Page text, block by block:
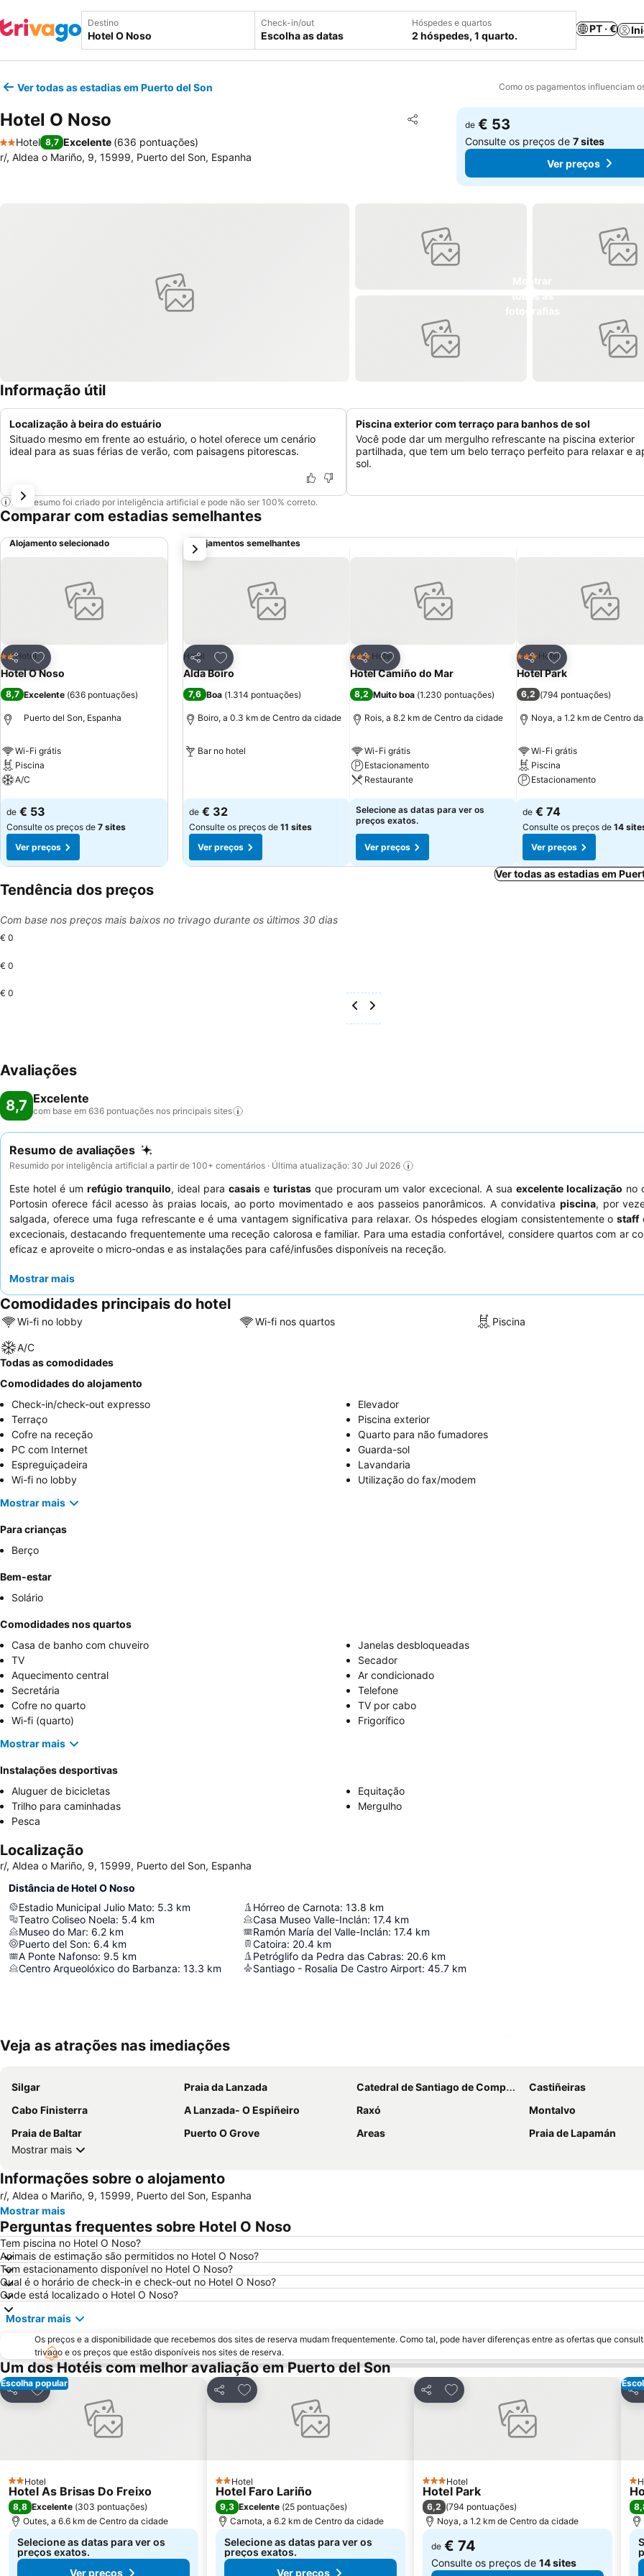
Destino Check-in/out
Escolha as datas
Hóspedes e quartos
2 hóspedes, 1 quarto.
PT · €
Ver todas as estadias em Puerto del Son Como os pagamentos influenciam
Hotel O Noso Partilhar
Adicionar aos favoritos
2 Estrelas
Hotel 8,7 Excelente (636 pontuações)
r/, Aldea o Mariño, 9, 15999, Puerto del Son, Espanha
de € 53
Consulte os preços de7 sites
Ver preços
Informação útil
Localização à beira do estuário
Situado mesmo em frente ao estuário, o hotel oferece um cenário
ideal para as suas férias de verão, com paisagens pitorescas.
Piscina exterior com terraço para banhos de sol
Você pode dar um mergulho refrescante na piscina exterior
partilhada, que tem um belo terraço perfeito para relaxar e
sol.
Este resumo foi criado por inteligência artificial e pode não ser 100% correto.
Comparar com estadias semelhantes
Alojamento selecionado
Partilhar
Adicionar aos favoritos
2 Estrelas
Hotel
Hotel O Noso
8,7 Excelente (636 pontuações)
Puerto del Son, Espanha
Wi-Fi grátis
Piscina
A/C
Ver preços
de € 53
Consulte os preços de 7 sites
Ver preços
Alojamentos semelhantes
Partilhar
Adicionar aos favoritos
Hotel
Alda Boiro
7,6 Boa (1.314 pontuações)
Boiro, a 0.3 km de Centro da cidade
Bar no hotel
de € 32
Consulte os preços de 11 sites
Ver preços
Partilhar
Adicionar aos favoritos
3 Estrelas
Hotel
Hotel Camiño do Mar
8,2 Muito boa (1.230 pontuações)
Rois, a 8.2 km de Centro da cidade
Wi-Fi grátis
Estacionamento
Restaurante
Ver preços
Selecione as datas para ver os
preços exatos.
Ver preços
Partilhar
Adicionar aos
3 Estrelas
Hotel
Hotel Park
6,2 (794 pontuações)
Noya, a 1.2 km de Centro
Wi-Fi grátis
Piscina
Estacionamento
Ver preços
de € 74
Consulte os preços de 14
Ver preços
próximo
Ver todas as estadias em
Tendência dos preços
Com base nos preços mais baixos no trivago durante os últimos 30 dias
€ 0
€ 0
€ 0
Avaliações
8,7 Excelente
com base em 636 pontuações nos principais sites
Resumo de avaliações
Resumido por inteligência artificial a partir de 100+ comentários · Última atualização: 30 Jul 2026
Este hotel é um refúgio tranquilo, ideal para casaise turistasque procuram um valor excecional. A suaexcelente localização no
Portosin oferece fácil acesso às praias locais, ao porto movimentado e aos passeios panorâmicos. A convidativa piscina, por
salgada, oferece uma fuga refrescante e é uma vantagem significativa para relaxar. Os hóspedes elogiam consistentemente ostaff
excecionais, destacando frequentemente uma receção calorosa e familiar. Para uma estadia confortável, considere quartos com ar
eficaz e aproveite o micro-ondas e as instalações para café/infusões disponíveis na receção.
Mostrar mais
Comodidades principais do hotel
Wi-fi no lobby Wi-fi nos quartos Piscina
A/C
Todas as comodidades
Comodidades do alojamento
Check-in/check-out expresso
Elevador
Terraço
Piscina exterior
Cofre na receção
Quarto para não fumadores
PC com Internet
Guarda-sol
Espreguiçadeira
Lavandaria
Wi-fi no lobby
Utilização do fax/modem
Mostrar mais
Para crianças
Berço
Bem-estar
Solário
Comodidades nos quartos
Casa de banho com chuveiro
Janelas desbloqueadas
TV
Secador
Aquecimento central
Ar condicionado
Secretária
Telefone
Cofre no quarto
TV por cabo
Wi-fi (quarto)
Frigorífico
Mostrar mais
Instalações desportivas
Aluguer de bicicletas
Equitação
Trilho para caminhadas
Mergulho
Pesca
Localização
r/, Aldea o Mariño, 9, 15999, Puerto del Son, Espanha
Distância de Hotel O Noso
Estadio Municipal Julio Mato: 5.3 km
Teatro Coliseo Noela: 5.4 km
Museo do Mar: 6.2 km
Puerto del Son: 6.4 km
A Ponte Nafonso: 9.5 km
Centro Arqueolóxico do Barbanza: 13.3 km
Hórreo de Carnota: 13.8 km
Casa Museo Valle-Inclán: 17.4 km
Ramón María del Valle-Inclán: 17.4 km
Catoira: 20.4 km
Petróglifo da Pedra das Cabras: 20.6 km
Santiago - Rosalia De Castro Airport: 45.7 km
Veja as atrações nas imediações
Silgar Praia da Lanzada Catedral de Santiago de Compostela
Castiñeiras
Cabo Finisterra
A Lanzada- O Espiñeiro Raxó
Montalvo
Praia de Baltar
Puerto O Grove Areas
Praia de Lapamán
Mostrar mais
Informações sobre o alojamento
r/, Aldea o Mariño, 9, 15999, Puerto del Son, Espanha
Mostrar mais
Perguntas frequentes sobre Hotel O Noso
Tem piscina no Hotel O Noso?
Animais de estimação são permitidos no Hotel O Noso?
Tem estacionamento disponível no Hotel O Noso?
Qual é o horário de check-in e check-out no Hotel O Noso?
Onde está localizado o Hotel O Noso?
Mostrar mais
Os preços e a disponibilidade que recebemos dos sites de reserva mudam frequentemente. Como tal, pode haver diferenças entre as ofertas que
trivago e os preços que estão disponíveis nos sites de reserva.
Um dos Hotéis com melhor avaliação em Puerto del Son
Escolha popular
Partilhar
Adicionar aos favoritos
2 Estrelas
Hotel
Hotel As Brisas Do Freixo
8,8 Excelente (303 pontuações)
Outes, a 6.6 km de Centro da cidade
Selecione as datas para ver os
preços exatos.
Ver preços
Partilhar
Adicionar aos favoritos
2 Estrelas
Hotel
Hotel Faro Lariño
9,3 Excelente (25 pontuações)
Carnota, a 6.2 km de Centro da cidade
Selecione as datas para ver os
preços exatos.
Ver preços
Partilhar
Adicionar aos favoritos
3 Estrelas
Hotel
Hotel Park
6,2 (794 pontuações)
Noya, a 1.2 km de Centro da cidade
de € 74
Consulte os preços de 14 sites
1